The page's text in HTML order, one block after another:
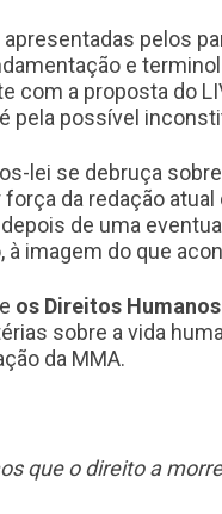
pelos
e
com a proposta do
pela possível
lei se debruça
da redação
de uma
à imagem do que
os Direitos
sobre a vida
da MMA.
que o direito a